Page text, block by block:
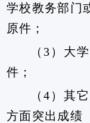
学校教务部门
原件；
（ 3 ）大
件；
（4 ）其
方面突出成绩